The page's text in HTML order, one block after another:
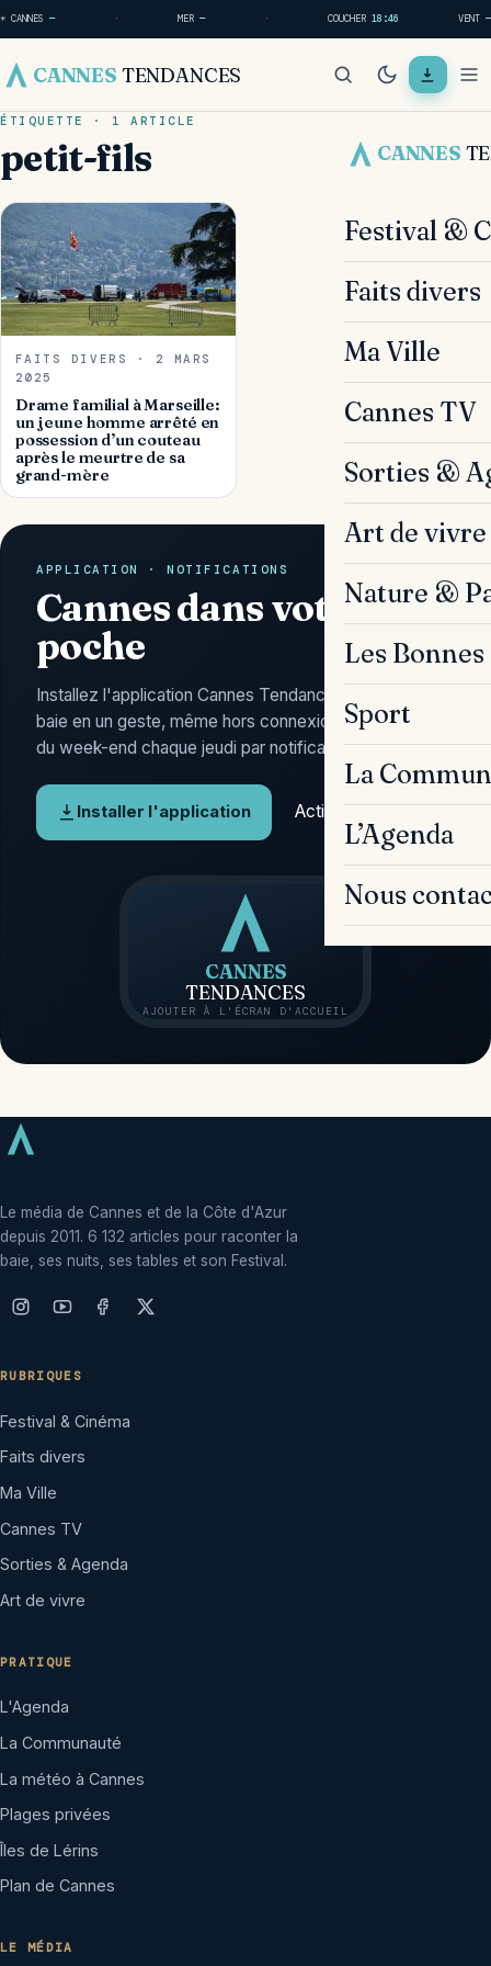
☀ CANNES — · MER— · COUCHER18:46 VENT —
CANNES TENDANCES
CANNES
Festival &
Faits divers
Ma Ville
Cannes TV
Sorties &
Art de vivre
Nature &
Les
Sport
La
L’Agenda
Nous
ÉTIQUETTE · 1 ARTICLE
petit-fils
FAITS DIVERS · 2 MARS
2025
Drame familial à Marseille:
un jeune homme arrêté en
possession d’un couteau
après le meurtre de sa
grand-mère
APPLICATION · NOTIFICATIONS
Cannes dans votre
poche
Installez l'application Cannes Tendances : l'actu de la
baie en un geste, même hors connexion, et l'Agenda
du week-end chaque jeudi par notification.
Installer l'application Activer les alertes
CANNES
TENDANCES
AJOUTER À L'ÉCRAN D'ACCUEIL
Le média de Cannes et de la Côte d'Azur
depuis 2011. 6 132 articles pour raconter la
baie, ses nuits, ses tables et son Festival.
RUBRIQUES
Festival & Cinéma
Faits divers
Ma Ville
Cannes TV
Sorties & Agenda
Art de vivre
PRATIQUE
L'Agenda
La Communauté
La météo à Cannes
Plages privées
Îles de Lérins
Plan de Cannes
LE MÉDIA